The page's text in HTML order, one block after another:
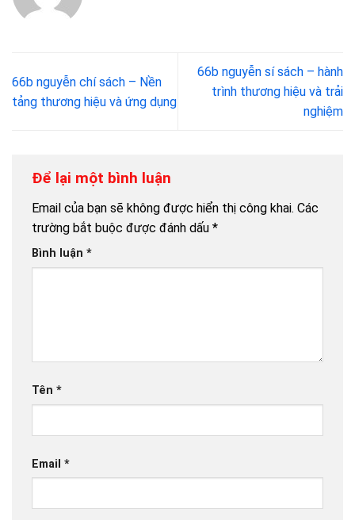
66b nguyễn chí sách – Nền
tảng thương hiệu và ứng dụng
66b nguyễn sí sách – hành
trình thương hiệu và trải
nghiệm
Để lại một bình luận
Email của bạn sẽ không được hiển thị công khai. Các
trường bắt buộc được đánh dấu *
Bình luận *
Tên *
Email *